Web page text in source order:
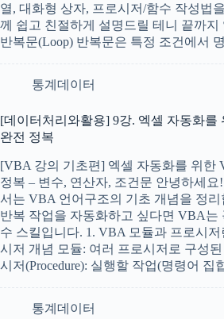
열, 대화형 상자, 프로시저/함수 작성법
께 쉽고 친절하게 설명드릴 테니 끝까지
반복문(Loop) 반복문은 특정 조건에서
통계데이터
[데이터처리와활용] 9강. 엑셀 자동화를
완전 정복
[VBA 강의 기초편] 엑셀 자동화를 위한
정복 – 변수, 연산자, 조건문 안녕하세요
서는 VBA 언어구조의 기초 개념을 정리
반복 작업을 자동화하고 싶다면 VBA는
수 스킬입니다. 1. VBA 모듈과 프로시저
시저 개념 모듈: 여러 프로시저로 구성
시저(Procedure): 실행할 작업(명령어 집
통계데이터